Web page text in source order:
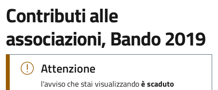
Contributi alle
associazioni, Bando 2019
Dettagli dell'avviso:
Attenzione
l'avviso che stai visualizzandoè scaduto